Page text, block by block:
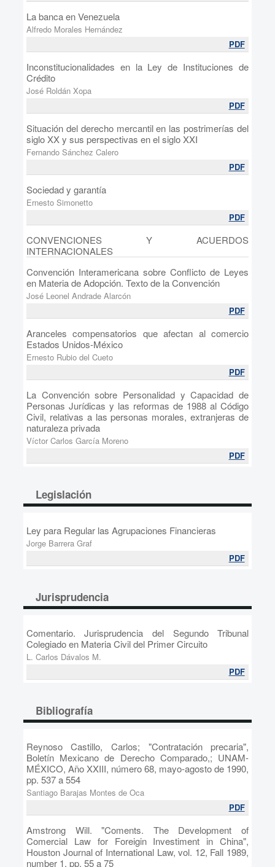
La banca en Venezuela
Alfredo Morales Hernández
PDF
Inconstitucionalidades en la Ley de Instituciones de
Crédito
José Roldán Xopa
PDF
Situación del derecho mercantil en las postrimerías del
siglo XX y sus perspectivas en el siglo XXI
Fernando Sánchez Calero
PDF
Sociedad y garantía
Ernesto Simonetto
PDF
CONVENCIONES Y ACUERDOS
INTERNACIONALES
Convención Interamericana sobre Conflicto de Leyes
en Materia de Adopción. Texto de la Convención
José Leonel Andrade Alarcón
PDF
Aranceles compensatorios que afectan al comercio
Estados Unidos-México
Ernesto Rubio del Cueto
PDF
La Convención sobre Personalidad y Capacidad de
Personas Jurídicas y las reformas de 1988 al Código
Civil, relativas a las personas morales, extranjeras de
naturaleza privada
Víctor Carlos García Moreno
PDF
Legislación
Ley para Regular las Agrupaciones Financieras
Jorge Barrera Graf
PDF
Jurisprudencia
Comentario. Jurisprudencia del Segundo Tribunal
Colegiado en Materia Civil del Primer Circuito
L. Carlos Dávalos M.
PDF
Bibliografía
Reynoso Castillo, Carlos; "Contratación precaria",
Boletín Mexicano de Derecho Comparado,; UNAM-
MÉXICO, Año XXIII, número 68, mayo-agosto de 1990,
pp. 537 a 554
Santiago Barajas Montes de Oca
PDF
Amstrong Will. "Coments. The Development of
Comercial Law for Foreigin Investiment in China",
Houston Journal of International Law, vol. 12, Fall 1989,
number 1, pp. 55 a 75